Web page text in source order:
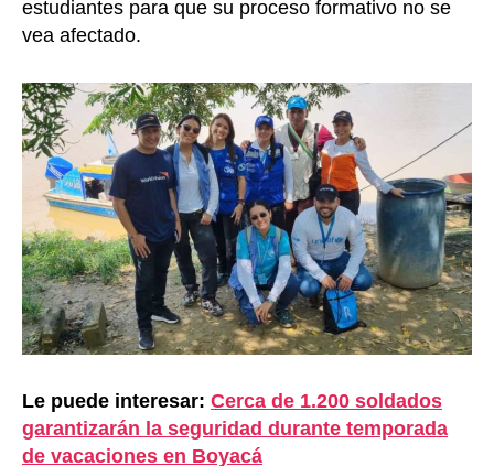
estudiantes para que su proceso formativo no se
vea afectado.
Le puede interesar: Cerca de 1.200 soldados
garantizarán la seguridad durante temporada
de vacaciones en Boyacá